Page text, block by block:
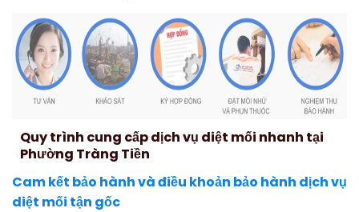
Quy trình cung cấp dịch vụ diệt mối nhanh tại
Phường Tràng Tiền
Cam kết bảo hành và điều khoản bảo hành dịch vụ
diệt mối tận gốc